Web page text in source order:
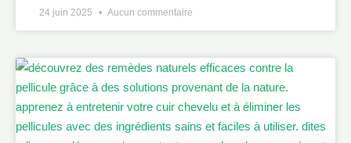
24 juin 2025 Aucun commentaire